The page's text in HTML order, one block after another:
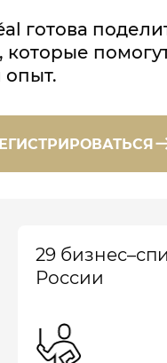
готова
29
России